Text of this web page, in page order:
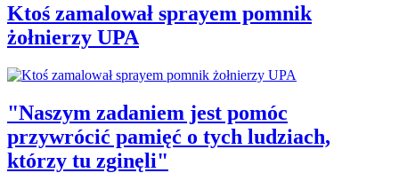
Ktoś zamalował sprayem pomnik
żołnierzy UPA
"Naszym zadaniem jest pomóc
przywrócić pamięć o tych ludziach,
którzy tu zginęli"